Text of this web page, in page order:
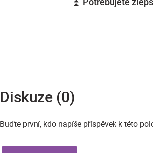
⏫ Potřebujete
Diskuze (0)
Buďte první, kdo napíše příspěvek k této